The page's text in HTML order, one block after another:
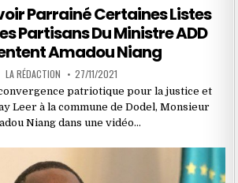
in
Parrainé Certaines Listes
Partisans Du Ministre ADD
Amadou Niang
LA RÉDACTION 27/11/2021
patriotique pour la justice et
Leer à la commune de Dodel, Monsieur
Niang dans une vidéo…